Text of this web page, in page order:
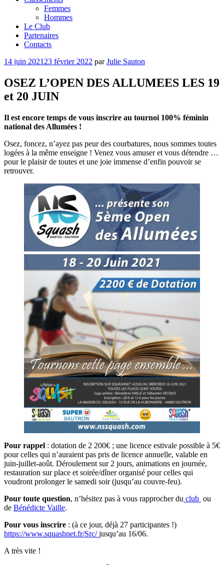
Femmes
Hommes
Le Club
Partenaires
Contacts
Publié
14 juin 2021 23 février 2022 parJulie Sauton
OSEZ L’OPEN DES ALLUMEES LES 19
et 20 JUIN
Il est encore temps de vous inscrire au tournoi 100% féminin
national des Allumées !
Osez, foncez, n’ayez pas peur des courbatures, nous sommes toutes
logées à la même enseigne ! Venez vous amuser et vous détendre …
pour le plaisir de toutes et une joie immense d’enfin pouvoir se
retrouver.
Pour rappel : dotation de 2 200€ ; une licence estivale possible à 5€
pour celles qui n’auraient pas pris de licence annuelle, valable en
juin-juillet-août. Déroulement sur 2 jours, animations en journée,
restauration sur place et soirée/dîner organisé pour celles qui
voudront prolonger le samedi soir (jusqu’au couvre-feu).
Pour toute question, n’hésitez pas à vous rapprocher du club ou
de Bénédicte Vaille.
Pour vous inscrire : (à ce jour, déjà 27 participantes !)
https://www.squashnet.fr/Src/jusqu’au 16/06.
A très vite !